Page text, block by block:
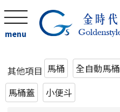
menu
其他項目 馬桶 全自動馬桶
馬桶蓋
小便斗